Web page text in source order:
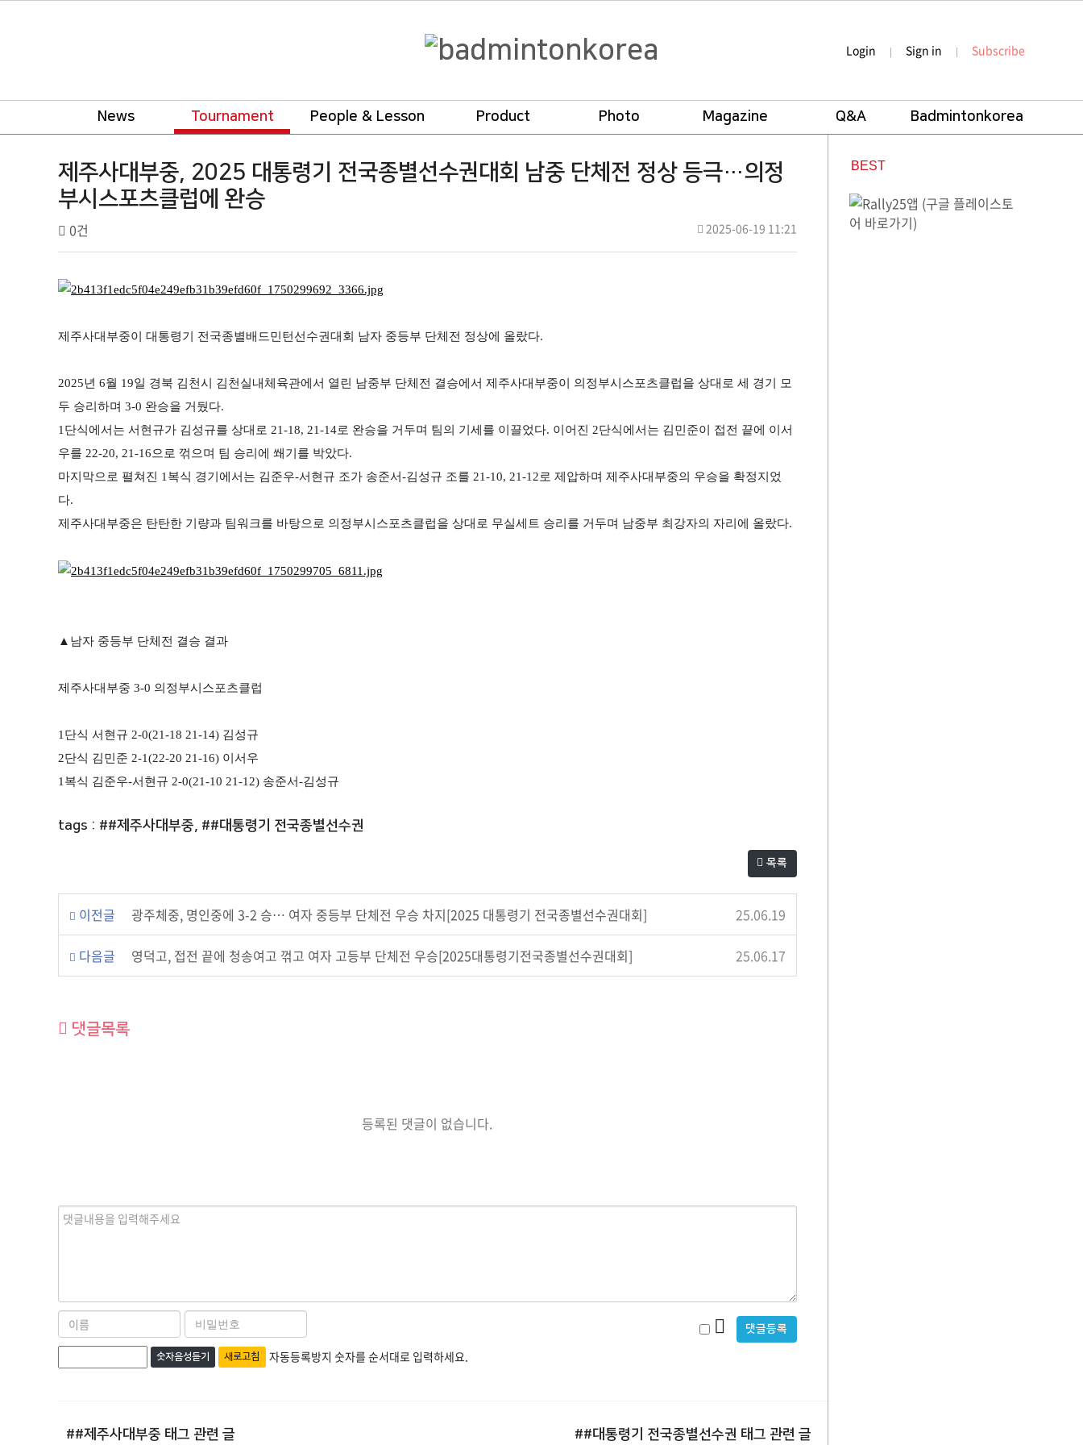
Login Sign in Subscribe
News Tournament People & Lesson Product Photo Magazine Q&A Badmintonkorea
tournament
제주사대부중, 2025 대통령기 전국종별선수권대회 남중 단체전 정상 등극…의정
부시스포츠클럽에 완승
작
성
배
드
턴
리
댓
글
0건
작 2025-06-19 11:21
본
제주사대부중이 대통령기 전국종별배드민턴선수권대회 남자 중등부 단체전 정상에 올랐다.
2025년 6월 19일 경북 김천시 김천실내체육관에서 열린 남중부 단체전 결승에서 제주사대부중이 의정부시스포츠클럽을 상대로 세 경기 모
두 승리하며 3-0 완승을 거뒀다.
1 단식에서는 서현규가 김성규를 상대로 21-18, 21-14로 완승을 거두며 팀의 기세를 이끌었다. 이어진 2단식에서는 김민준이 접전 끝에 이서
우를 22-20, 21-16으로 꺾으며 팀 승리에 쐐기를 박았다.
마지막으로 펼쳐진 1 복식 경기에서는 김준우-서현규 조가 송준서-김성규 조를 21-10, 21-12로 제압하며 제주사대부중의 우승을 확정지었
다.
제주사대부중은 탄탄한 기량과 팀워크를 바탕으로 의정부시스포츠클럽을 상대로 무실세트 승리를 거두며 남중부 최강자의 자리에 올랐다.
▲ 남자 중등부 단체전 결승 결과
제주사대부중 3-0 의정부시스포츠클럽
1 단식 서현규 2-0(21-18 21-14) 김성규
2단식 김민준 2-1(22-20 21-16) 이서우
1 복식 김준우-서현규 2-0(21-10 21-12) 송준서-김성규
tags : ##제주사대부중, ##대통령기 전국종별선수권
목록
이전글 광주체중, 명인중에 3-2 승… 여자 중등부 단체전 우승 차지[2025 대통령기 전국종별선수권대회] 25.06.19
다음글 영덕고, 접전 끝에 청송여고 꺾고 여자 고등부 단체전 우승[2025대통령기전국종별선수권대회] 25.06.17
댓글목록
등록된 댓글이 없습니다.
내
이
름
비
밀
번
록
숫자음성듣기 새로고침 자동등록방지 숫자를 순서대로 입력하세요.
비
##제주사대부중 태그 관련 글 ##대통령기 전국종별선수권 태그 관련 글
BEST